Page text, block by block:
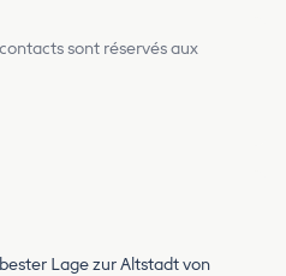
sont réservés aux
Lage zur Altstadt von